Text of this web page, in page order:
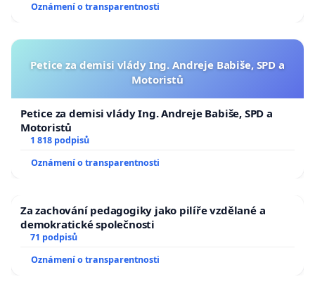
Oznámení o transparentnosti
Petice za demisi vlády Ing. Andreje Babiše, SPD a
Motoristů
Petice za demisi vlády Ing. Andreje Babiše, SPD a
Motoristů
1 818 podpisů
Oznámení o transparentnosti
Za zachování pedagogiky jako pilíře vzdělané a
demokratické společnosti
71 podpisů
Oznámení o transparentnosti